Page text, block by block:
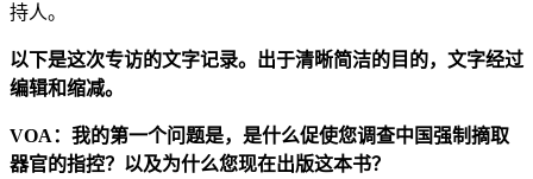
持人。
以下是这次专访的文字记录。出于清晰简洁的目的，文字经过
编辑和缩减。
VOA：我的第一个问题是，是什么促使您调查中国强制摘取
器官的指控？以及为什么您现在出版这本书？